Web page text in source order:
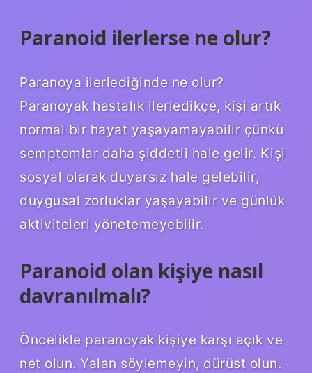
Paranoid ilerlerse ne olur?
Paranoya ilerlediğinde ne olur?
Paranoyak hastalık ilerledikçe, kişi artık
normal bir hayat yaşayamayabilir çünkü
semptomlar daha şiddetli hale gelir. Kişi
sosyal olarak duyarsız hale gelebilir,
duygusal zorluklar yaşayabilir ve günlük
aktiviteleri yönetemeyebilir.
Paranoid olan kişiye nasıl
davranılmalı?
Öncelikle paranoyak kişiye karşı açık ve
net olun. Yalan söylemeyin, dürüst olun.